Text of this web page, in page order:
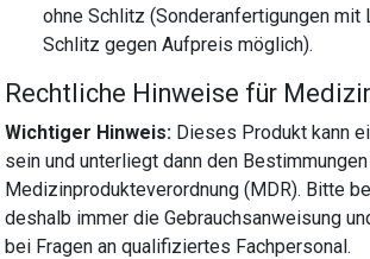
ohne Schlitz (Sonderanfertigungen mit
Schlitz gegen Aufpreis möglich).
Rechtliche Hinweise für
Wichtiger Hinweis: Dieses Produkt kann
sein und unterliegt dann den
Medizinprodukteverordnung (MDR). Bitte
deshalb immer die Gebrauchsanweisung
bei Fragen an qualifiziertes Fachpersonal.